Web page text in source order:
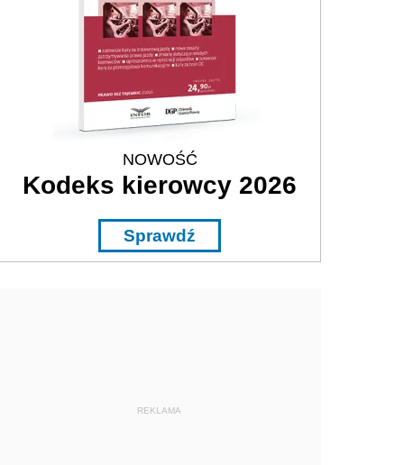
NOWOŚĆ
Kodeks kierowcy 2026
Sprawdź
REKLAMA